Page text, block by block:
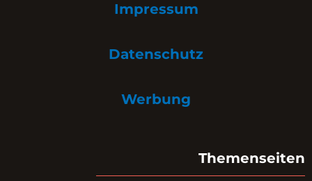
Impressum
Datenschutz
Werbung
Themenseiten